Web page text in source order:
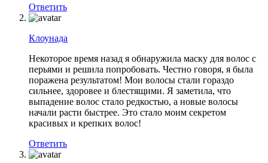
Ответить
Клоунада
Некоторое время назад я обнаружила маску для волос с
перьями и решила попробовать. Честно говоря, я была
поражена результатом! Мои волосы стали гораздо
сильнее, здоровее и блестящими. Я заметила, что
выпадение волос стало редкостью, а новые волосы
начали расти быстрее. Это стало моим секретом
красивых и крепких волос!
Ответить